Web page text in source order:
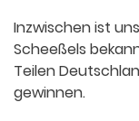
Inzwischen ist
Scheeßels
Teilen
gewinnen.